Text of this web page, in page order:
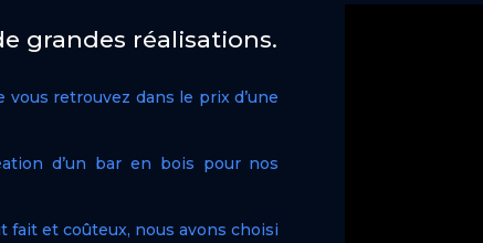
grandes réalisations.
retrouvez dans le prix d’une
d’un bar en bois pour nos
fait et coûteux, nous avons choisi